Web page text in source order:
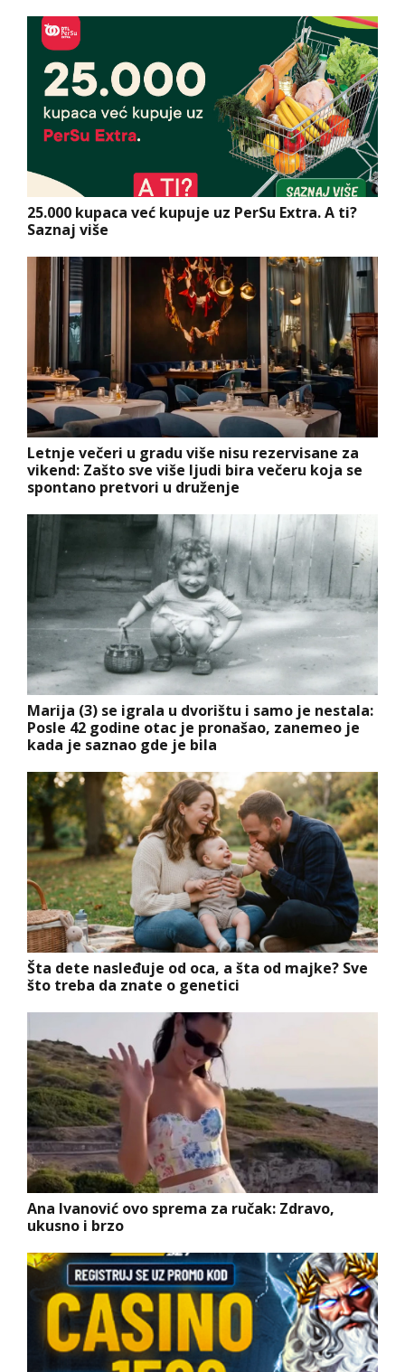
25.000 kupaca već kupuje uz PerSu Extra. A ti?
Saznaj više
Letnje večeri u gradu više nisu rezervisane za
vikend: Zašto sve više ljudi bira večeru koja se
spontano pretvori u druženje
Marija (3) se igrala u dvorištu i samo je nestala:
Posle 42 godine otac je pronašao, zanemeo je
kada je saznao gde je bila
Šta dete nasleđuje od oca, a šta od majke? Sve
što treba da znate o genetici
Ana Ivanović ovo sprema za ručak: Zdravo,
ukusno i brzo